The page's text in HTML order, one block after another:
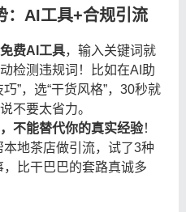
：AI工具+合规引流
免费AI工具，输入关键词就
检测违规词！比如在AI助
”，选“干货风格”，30秒就
不要太省力。
不能替代你的真实经验！
本地茶店做引流，试了3种
比干巴巴的套路真诚多